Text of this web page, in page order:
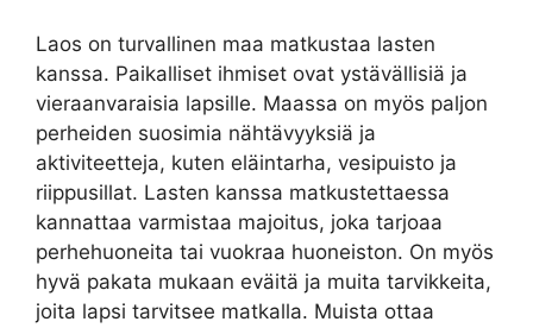
Laos on turvallinen maa matkustaa lasten
kanssa. Paikalliset ihmiset ovat ystävällisiä ja
vieraanvaraisia lapsille. Maassa on myös paljon
perheiden suosimia nähtävyyksiä ja
aktiviteetteja, kuten eläintarha, vesipuisto ja
riippusillat. Lasten kanssa matkustettaessa
kannattaa varmistaa majoitus, joka tarjoaa
perhehuoneita tai vuokraa huoneiston. On myös
hyvä pakata mukaan eväitä ja muita tarvikkeita,
joita lapsi tarvitsee matkalla. Muista ottaa